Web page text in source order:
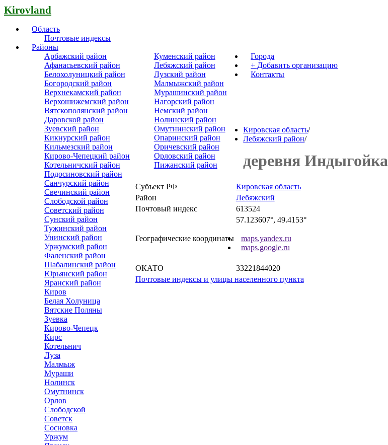
Kirovland
Область
Почтовые индексы
Районы
Арбажский район
Афанасьевский район
Белохолуницкий район
Богородский район
Верхнекамский район
Верхошижемский район
Вятскополянский район
Даровской район
Зуевский район
Кикнурский район
Кильмезский район
Кирово-Чепецкий район
Котельничский район
Куменский район
Лебяжский район
Лузский район
Малмыжский район
Мурашинский район
Нагорский район
Немский район
Нолинский район
Омутнинский район
Опаринский район
Оричевский район
Орловский район
Пижанский район
Подосиновский район
Санчурский район
Свечинский район
Слободской район
Советский район
Сунский район
Тужинский район
Унинский район
Уржумский район
Фаленский район
Шабалинский район
Юрьянский район
Яранский район
Города
Киров
Белая Холуница
Вятские Поляны
Зуевка
Кирово-Чепецк
Кирс
Котельнич
Луза
Малмыж
Мураши
Нолинск
Омутнинск
Орлов
Слободской
Советск
Сосновка
Уржум
+ Добавить организацию
Контакты
Кировская область/
Лебяжский район/
деревня Индыгойка
Субъект РФ
Кировская область
Район
Лебяжский
Почтовый индекс
613524
Географические координаты
57.123607°, 49.4153°
maps.yandex.ru
maps.google.ru
ОКАТО
33221844020
Почтовые индексы и улицы населенного пункта